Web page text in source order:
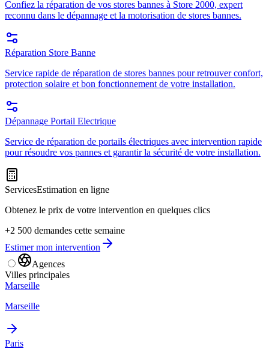
Confiez la réparation de vos stores bannes à Store 2000, expert
reconnu dans le dépannage et la motorisation de stores bannes.
Réparation Store Banne
Service rapide de réparation de stores bannes pour retrouver confort,
protection solaire et bon fonctionnement de votre installation.
Dépannage Portail Electrique
Service de réparation de portails électriques avec intervention rapide
pour résoudre vos pannes et garantir la sécurité de votre installation.
ServicesEstimation en ligne
Obtenez le prix de votre intervention en quelques clics
+2 500 demandes cette semaine
Estimer mon intervention
Agences
Villes principales
Marseille
Marseille
Paris